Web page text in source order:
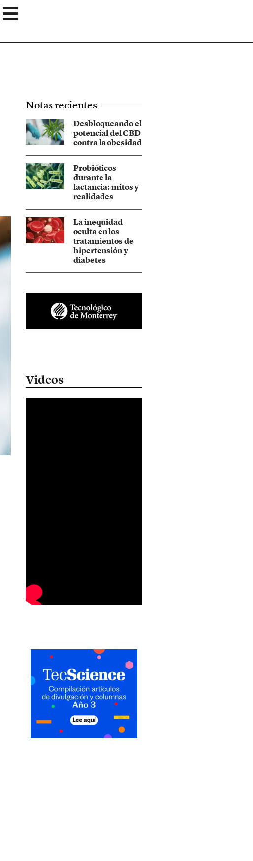
Notas recientes
Desbloqueando el
potencial del CBD
contra la obesidad
Probióticos
durante la
lactancia: mitos y
realidades
La inequidad
oculta en los
tratamientos de
hipertensión y
diabetes
Videos